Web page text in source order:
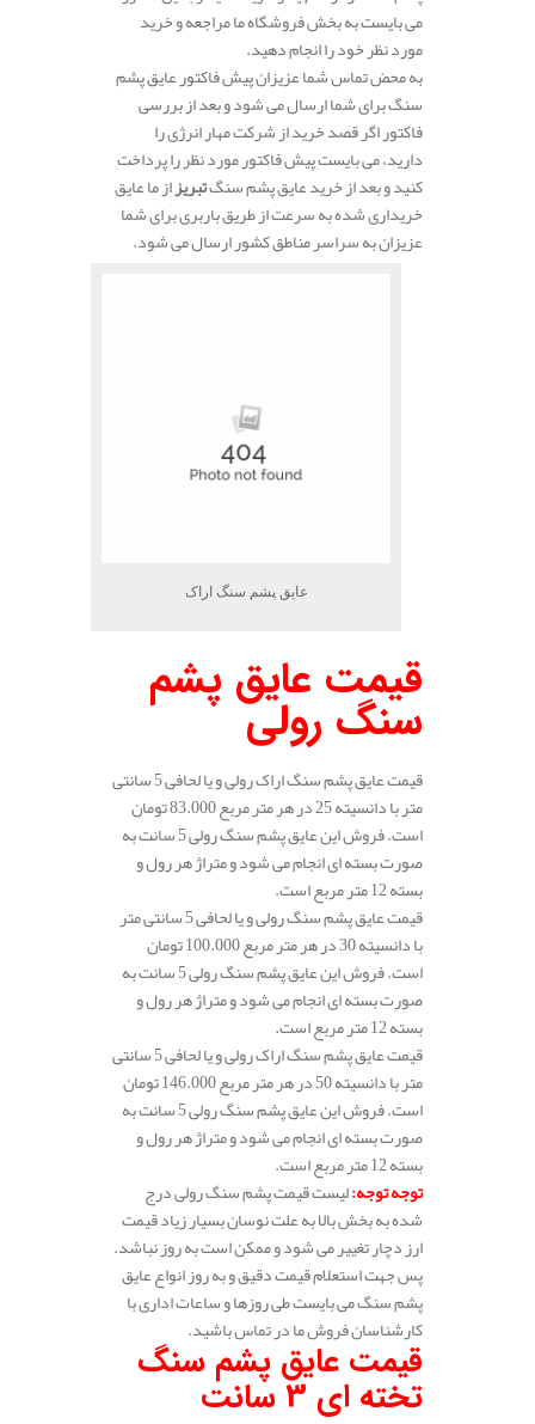
می بایست به بخش فروشگاه ما مراجعه و خرید
مورد نظر خود را انجام دهید.
به محض تماس شما عزیزان پیش فاکتور عایق پشم
سنگ برای شما ارسال می شود و بعد از بررسی
فاکتور اگر قصد خرید از شرکت مهار انرژی را
دارید، می بایست پیش فاکتور مورد نظر را پرداخت
کنید و بعد از خرید عایق پشم سنگتبریزاز ما عایق
خریداری شده به سرعت از طریق باربری برای شما
عزیزان به سراسر مناطق کشور ارسال می شود.
عایق پشم سنگ اراک
قیمت عایق پشم
سنگ رولی
قیمت عایق پشم سنگ اراک رولی و یا لحافی 5 سانتی
متر با دانسیته 25 در هر متر مربع 83.000 تومان
است. فروش این عایق پشم سنگ رولی 5 سانت به
صورت بسته ای انجام می شود و متراژ هر رول و
بسته 12 متر مربع است.
قیمت عایق پشم سنگ رولی و یا لحافی 5 سانتی متر
با دانسیته 30 در هر متر مربع 100.000 تومان
است. فروش این عایق پشم سنگ رولی 5 سانت به
صورت بسته ای انجام می شود و متراژ هر رول و
بسته 12 متر مربع است.
قیمت عایق پشم سنگ اراک رولی و یا لحافی 5 سانتی
متر با دانسیته 50 در هر متر مربع 146.000 تومان
است. فروش این عایق پشم سنگ رولی 5 سانت به
صورت بسته ای انجام می شود و متراژ هر رول و
بسته 12 متر مربع است.
توجه توجه:لیست قیمت پشم سنگ رولی درج
شده به بخش بالا به علت نوسان بسیار زیاد قیمت
ارز دچار تغییر می شود و ممکن است به روز نباشد.
پس جهت استعلام قیمت دقیق و به روز انواع عایق
پشم سنگ می بایست طی روزها و ساعات اداری با
کارشناسان فروش ما در تماس باشید.
قیمت عایق پشم سنگ
تخته ای 3 سانت